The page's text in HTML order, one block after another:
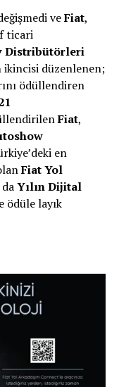
veFiat,
ticari
Distribütörleri
düzenlenen;
ödüllendiren
Fiat,
en
Fiat Yol
Yılın Dijital
layık